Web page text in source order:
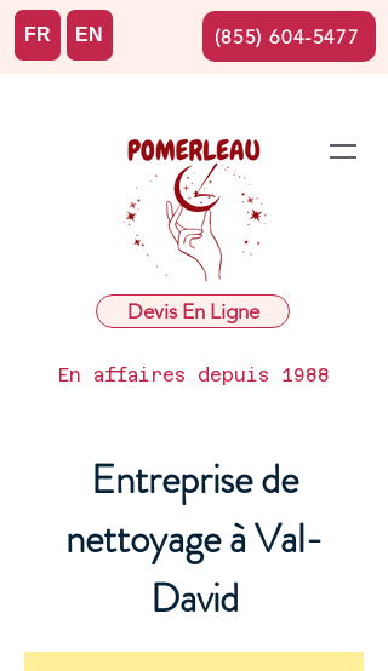
Devis En Ligne
En affaires depuis 1988
FR EN (855) 604-5477
Entreprise de
nettoyage à Val-
David